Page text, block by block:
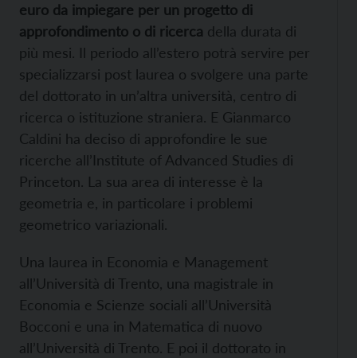
euro da impiegare per un progetto di
approfondimento o di ricerca della durata di
più mesi. Il periodo all’estero potrà servire per
specializzarsi post laurea o svolgere una parte
del dottorato in un’altra università, centro di
ricerca o istituzione straniera. E Gianmarco
Caldini ha deciso di approfondire le sue
ricerche all’Institute of Advanced Studies di
Princeton. La sua area di interesse è la
geometria e, in particolare i problemi
geometrico variazionali.
Una laurea in Economia e Management
all’Università di Trento, una magistrale in
Economia e Scienze sociali all’Università
Bocconi e una in Matematica di nuovo
all’Università di Trento. E poi il dottorato in